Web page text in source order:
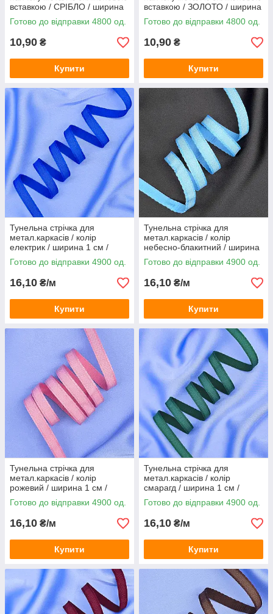
вставкою / СРІБЛО / ширина
1 см
Готово до відправки 4800 од.
10,90 ₴
Купити
вставкою / ЗОЛОТО / ширина
1 см
Готово до відправки 4800 од.
10,90 ₴
Купити
Тунельна стрічка для
метал.каркасів / колір
електрик / ширина 1 см /
замовлення від 1 метра
Готово до відправки 4900 од.
16,10 ₴/м
Купити
Тунельна стрічка для
метал.каркасів / колір
небесно-блакитний / ширина
1 см / замовлення від 1
метра
Готово до відправки 4900 од.
16,10 ₴/м
Купити
Тунельна стрічка для
метал.каркасів / колір
рожевий / ширина 1 см /
замовлення від 1 метра
Готово до відправки 4900 од.
16,10 ₴/м
Купити
Тунельна стрічка для
метал.каркасів / колір
смарагд / ширина 1 см /
замовлення від 1 метра
Готово до відправки 4900 од.
16,10 ₴/м
Купити